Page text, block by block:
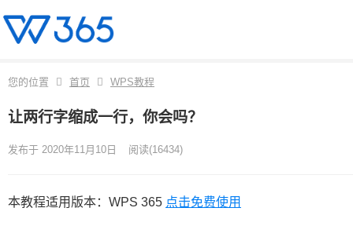
您的位置 首页 WPS教程
让两行字缩成一行，你会吗？
发布于 2020年11月10日 阅读(16434)
本教程适用版本：WPS 365 点击免费使用